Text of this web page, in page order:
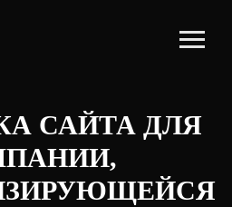
САЙТА ДЛЯ